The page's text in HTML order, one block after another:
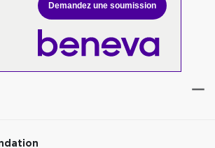
Demandez une soumission